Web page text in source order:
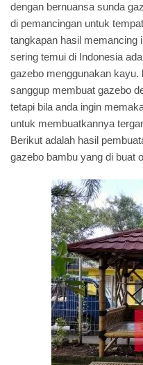
dengan bernuansa sunda
di pemancingan untuk
tangkapan hasil memancing
sering temui di Indonesia
gazebo menggunakan
sanggup membuat gazebo
tetapi bila anda ingin
untuk membuatkannya
Berikut adalah hasil
gazebo bambu yang di buat